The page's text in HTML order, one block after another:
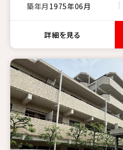
築年月 1975年06月
詳細を見る